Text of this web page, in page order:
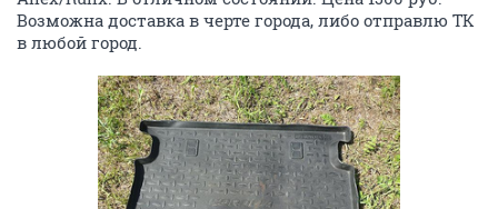
Возможна доставка в черте города, либо отправлю ТК
в любой город.